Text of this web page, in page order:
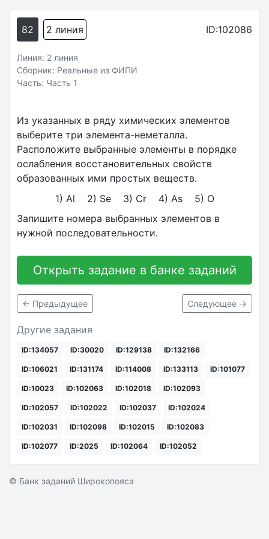
82 2 линия ID:102086
Линия: 2 линия
Сборник: Реальные из ФИПИ
Часть: Часть 1
Из указанных в ряду химических элементов
выберите три элемента-неметалла.
Расположите выбранные элементы в порядке
ослабления восстановительных свойств
образованных ими простых веществ.
1) Al 2) Se 3) Cr 4) As 5) O
Запишите номера выбранных элементов в
нужной последовательности.
Открыть задание в банке заданий
← Предыдущее Следующее →
Другие задания
ID:134057 ID:30020 ID:129138 ID:132166
ID:106021 ID:131174 ID:114008 ID:133113 ID:101077
ID:10023 ID:102063 ID:102018 ID:102093
ID:102057 ID:102022 ID:102037 ID:102024
ID:102031 ID:102098 ID:102015 ID:102083
ID:102077 ID:2025 ID:102064 ID:102052
© Банк заданий Широкопояса